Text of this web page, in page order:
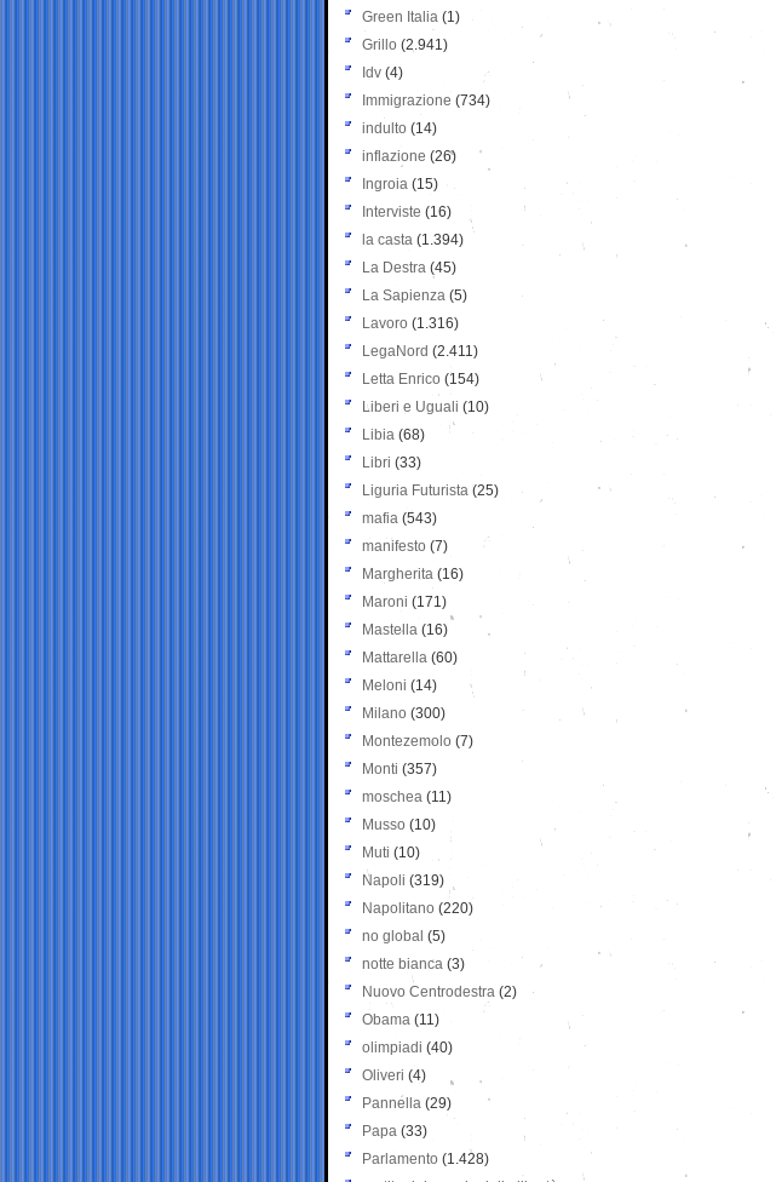
Green Italia (1)
Grillo (2.941)
Idv (4)
Immigrazione (734)
indulto (14)
inflazione (26)
Ingroia (15)
Interviste (16)
la casta (1.394)
La Destra (45)
La Sapienza (5)
Lavoro (1.316)
LegaNord (2.411)
Letta Enrico (154)
Liberi e Uguali (10)
Libia (68)
Libri (33)
Liguria Futurista (25)
mafia (543)
manifesto (7)
Margherita (16)
Maroni (171)
Mastella (16)
Mattarella (60)
Meloni (14)
Milano (300)
Montezemolo (7)
Monti (357)
moschea (11)
Musso (10)
Muti (10)
Napoli (319)
Napolitano (220)
no global (5)
notte bianca (3)
Nuovo Centrodestra (2)
Obama (11)
olimpiadi (40)
Oliveri (4)
Pannella (29)
Papa (33)
Parlamento (1.428)